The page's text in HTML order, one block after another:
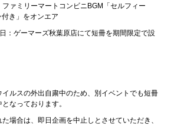
ファミリーマートコンビニBGM「セルフィー
き」をオンエア
：ゲーマーズ秋葉原店にて短冊を期間限定で設
イルスの外出自粛中のため、別イベントでも短冊
なっております。
た場合は、即日企画を中止しとさせていただき、